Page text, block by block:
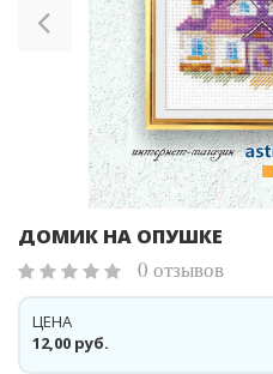
ДОМИК НА ОПУШКЕ
0 отзывов
12,00 руб.
ЦЕНА